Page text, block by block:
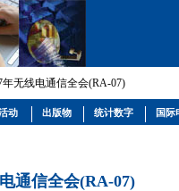
年无线电通信全会(RA-07)
通信全会(RA-07)
动 出版物 统计数字 国际